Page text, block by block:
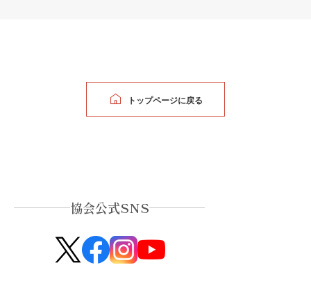
トップページに戻る
協会公式SNS